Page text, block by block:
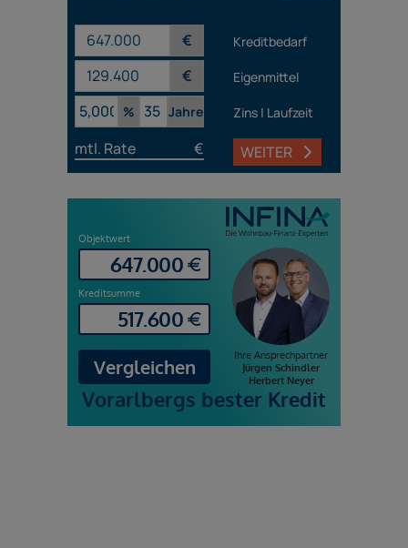
€ Kreditbedarf
€
Eigenmittel
%
Jahre Zins | Laufzeit
mtl. Rate € WEITER